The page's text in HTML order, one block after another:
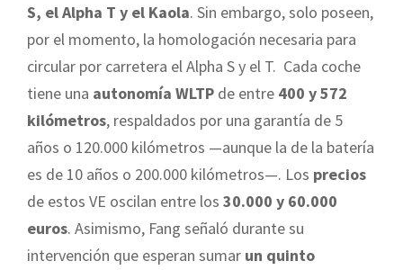
S, el Alpha T y el Kaola. Sin embargo, solo poseen,
por el momento, la homologación necesaria para
circular por carretera el Alpha S y el T. Cada coche
tiene una autonomía WLTP de entre 400 y 572
kilómetros, respaldados por una garantía de 5
años o 120.000 kilómetros —aunque la de la batería
es de 10 años o 200.000 kilómetros—. Los precios
de estos VE oscilan entre los 30.000 y 60.000
euros. Asimismo, Fang señaló durante su
intervención que esperan sumar un quinto